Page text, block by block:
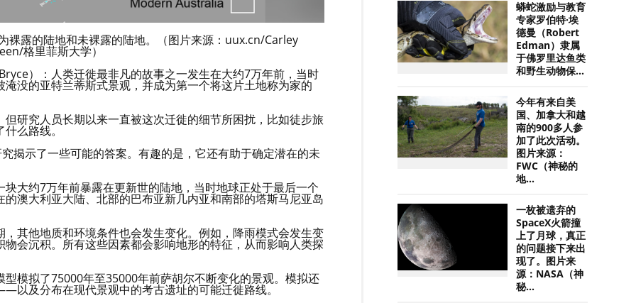
裸露的陆地和未裸露的陆地。（图片来源：uux.cn/Carley
格里菲斯大学）
）：人类迁徙最非凡的故事之一发生在大约7万年前，当时
没的亚特兰蒂斯式景观，并成为第一个将这片土地称为家的
研究人员长期以来一直被这次迁徙的细节所困扰，比如徒步旅
什么路线。
揭示了一些可能的答案。有趣的是，它还有助于确定潜在的未
大约7万年前暴露在更新世的陆地，当时地球正处于最后一个
澳大利亚大陆、北部的巴布亚新几内亚和南部的塔斯马尼亚岛
其他地质和环境条件也会发生变化。例如，降雨模式会发生变
会沉积。所有这些因素都会影响地形的特征，从而影响人类探
模拟了75000年至35000年前萨胡尔不断变化的景观。模拟还
及分布在现代景观中的考古遗址的可能迁徙路线。
蟒蛇激励与教育
专家罗伯特·埃
德曼（Robert
Edman）隶属
于佛罗里达鱼类
和野生动物保...
今年有来自美
国、加拿大和越
南的900多人参
加了此次活动。
图片来源：
FWC（神秘的
地...
一枚被遗弃的
SpaceX火箭撞
上了月球，真正
的问题接下来出
现了。图片来
源：NASA（神
秘...